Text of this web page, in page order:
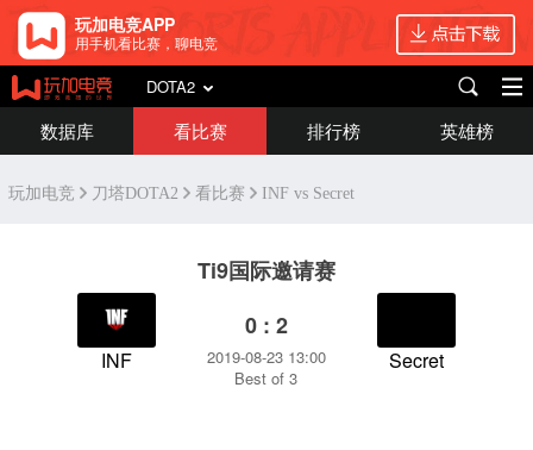
玩加电竞APP
用手机看比赛，聊电竞
DOTA2
数据库 看比赛 排行榜 英雄榜
玩加电竞 刀塔DOTA2 看比赛 INF vs Secret
Ti9国际邀请赛
INF
0 : 2
2019-08-23 13:00
Best of 3
Secret